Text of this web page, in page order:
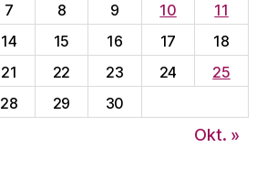
7 8 9 10
11
14 15 16 17
18
21 22 23 24
25
28 29 30
Okt. »